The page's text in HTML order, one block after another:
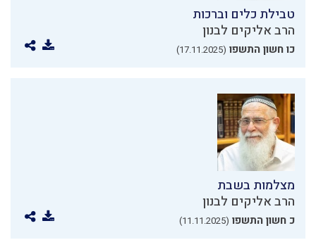
טבילת כלים וברכות
הרב אליקים לבנון
כו חשון התשפו (17.11.2025)
מצלמות בשבת
הרב אליקים לבנון
כ חשון התשפו (11.11.2025)